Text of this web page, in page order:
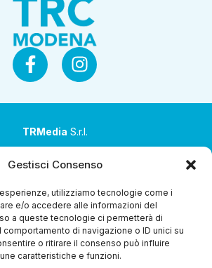
Gestisci Consenso
utilizziamo tecnologie come i
e/o accedere alle informazioni del
a queste tecnologie ci permetterà di
di navigazione o ID unici su
o ritirare il consenso può influire
caratteristiche e funzioni.
TRMedia S.r.l.
parte di Coop Alleanza 3.0 Soc. Coop.
del ’99 nr. 51 42124 Reggio Emilia
(RE)
P.Iva 00651840365